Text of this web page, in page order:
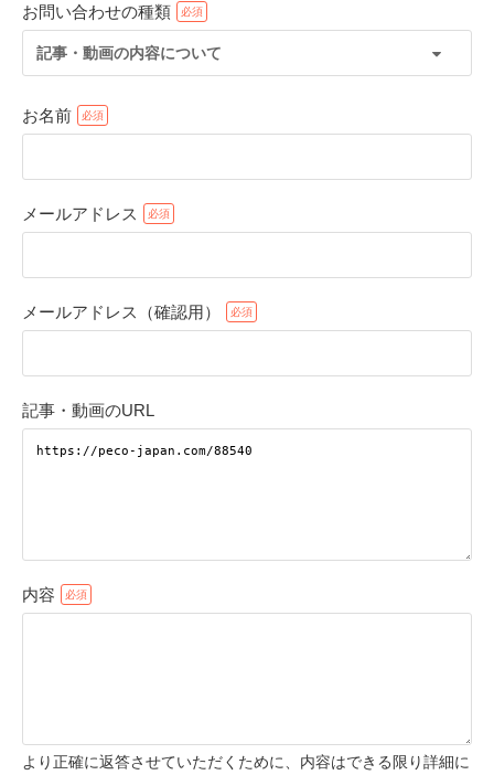
お問い合わせの種類
記事・動画の内容について
お名前
メールアドレス
メールアドレス（確認用）
記事・動画のURL
内容
より正確に返答させていただくために、内容はできる限り詳細に
アプリで開く